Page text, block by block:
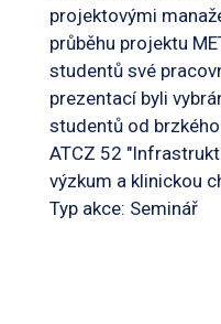
projektovými
průběhu projektu
studentů své
prezentací byli
studentů od
ATCZ 52
výzkum a klinickou
Typ akce: Seminář